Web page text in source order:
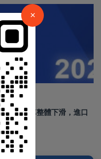
，國產車整體下滑，進口
連結
媒
×